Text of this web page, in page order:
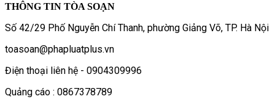
THÔNG TIN TÒA SOẠN
Số 42/29 Phố Nguyễn Chí Thanh, phường Giảng Võ, TP. Hà Nội
toasoan@phapluatplus.vn
Điện thoại liên hệ - 0904309996
Quảng cáo : 0867378789